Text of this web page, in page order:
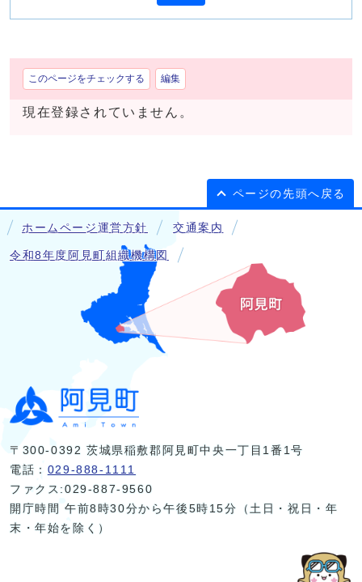
このページをチェックする 編集
現在登録されていません。
ページの先頭へ戻る
ホームページ運営方針 交通案内
令和8年度阿見町組織機構図
〒300-0392 茨城県稲敷郡阿見町中央一丁目1番1号
電話： 029-888-1111
ファクス:029-887-9560
開庁時間 午前8時30分から午後5時15分（土日・祝日・年
末・年始を除く）